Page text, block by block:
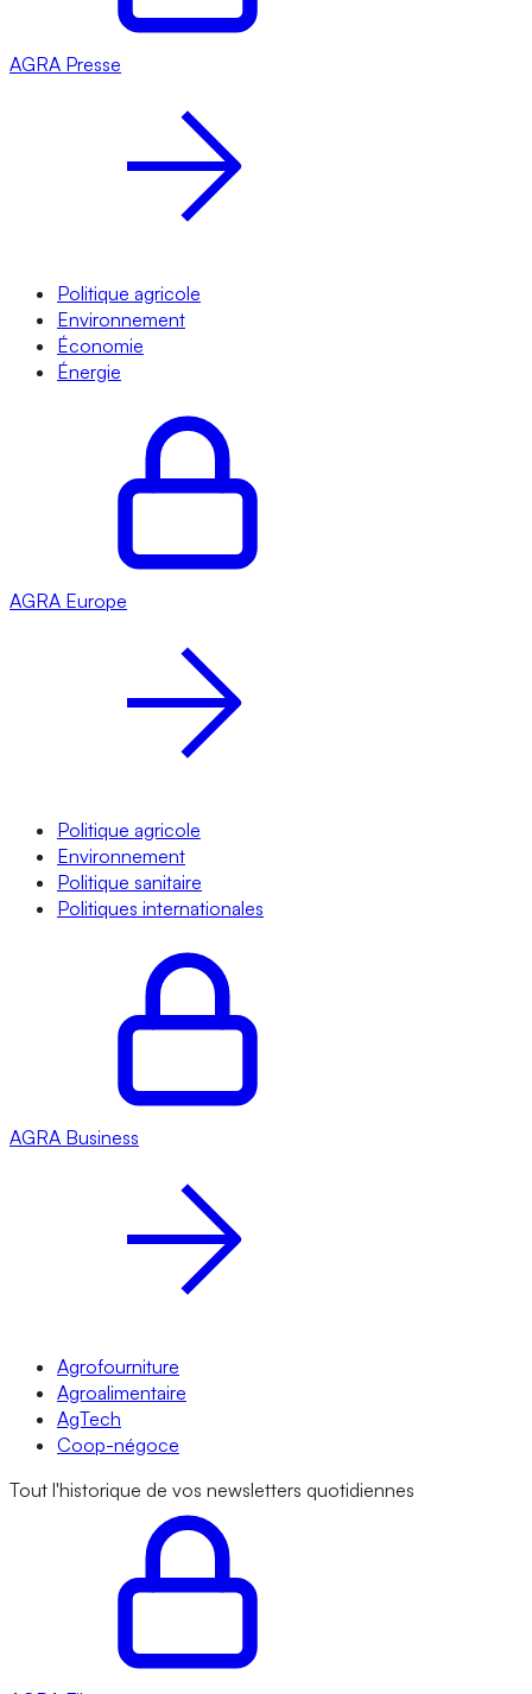
AGRA Presse
Politique agricole
Environnement
Économie
Énergie
AGRA Europe
Politique agricole
Environnement
Politique sanitaire
Politiques internationales
AGRA Business
Agrofourniture
Agroalimentaire
AgTech
Coop-négoce
Tout l'historique de vos newsletters quotidiennes